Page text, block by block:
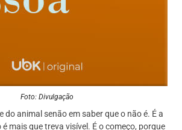
Foto: Divulgação
do animal senão em saber que o não é. É a
mais que treva visível. É o começo, porque